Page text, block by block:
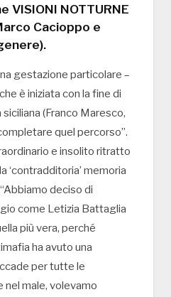
VISIONI NOTTURNE
Cacioppo e
gestazione particolare –
è iniziata con la fine di
(Franco Maresco,
quel percorso”.
e insolito ritratto
‘contradditoria’ memoria
deciso di
come Letizia Battaglia
più vera, perché
ha avuto una
per tutte le
nel male, volevamo